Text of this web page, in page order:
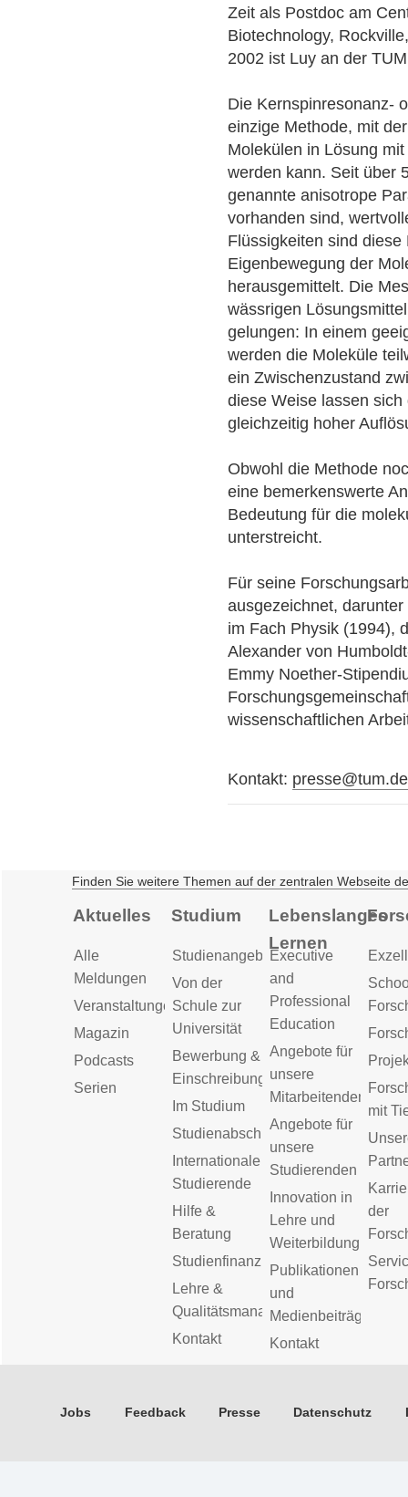
Zeit als Postdoc am
Biotechnology,
2002 ist Luy an der
Die Kernspinresonanz-
einzige Methode, mit
Molekülen in Lösung
werden kann. Seit über
genannte anisotrope
vorhanden sind,
Flüssigkeiten sind
Eigenbewegung der
herausgemittelt. Die
wässrigen
gelungen: In einem
werden die Moleküle
ein Zwischenzustand
diese Weise lassen
gleichzeitig hoher
Obwohl die Methode
eine bemerkenswerte
Bedeutung für die
unterstreicht.
Für seine
ausgezeichnet,
im Fach Physik (1994),
Alexander von
Emmy Noether-
wissenschaftlichen
Kontakt: presse@tum.de
Finden Sie weitere Themen auf der zentralen Webseite
Aktuelles
Alle
Meldungen
Veranstaltungen
Magazin
Podcasts
Serien
Studium
Studienangebot
Von der
Schule zur
Universität
Bewerbung &
Einschreibung
Im Studium
Studienabschluss
Internationale
Studierende
Hilfe &
Beratung
Studienfinanzierung
Lehre &
Qualitätsmanagement
Kontakt
Lebenslanges
Lernen
Executive
and
Professional
Education
Angebote für
unsere
Mitarbeitenden
Angebote für
unsere
Studierenden
Innovation in
Lehre und
Weiterbildung
Publikationen
und
Medienbeiträge
Kontakt
mit
der
Jobs Feedback Presse Datenschutz